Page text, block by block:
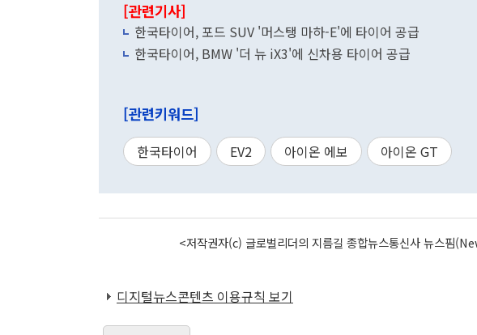
[관련기사]
한국타이어, 포드 SUV '머스탱 마하-E'에 타이어 공급
한국타이어, BMW '더 뉴 iX3'에 신차용 타이어 공급
[관련키워드]
한국타이어 EV2 아이온 에보 아이온 GT
<저작권자(c) 글로벌리더의 지름길 종합뉴스통신사 뉴스핌
디지털뉴스콘텐츠 이용규칙 보기